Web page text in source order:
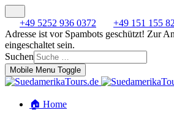
+49 5252 936 0372 +49 151 155
Adresse ist vor Spambots geschützt! Zur
eingeschaltet sein.
Suchen
Mobile Menu Toggle
🏠 Home